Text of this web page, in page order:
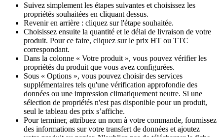
Suivez simplement les étapes suivantes et choisissez les
propriétés souhaitées en cliquant dessus.
Revenir en arrière : cliquez sur l'étape souhaitée.
Choisissez ensuite la quantité et le délai de livraison de votre
produit. Pour ce faire, cliquez sur le prix HT ou TTC
correspondant.
Dans la colonne « Votre produit », vous pouvez vérifier les
propriétés du produit que vous avez configurées.
Sous « Options », vous pouvez choisir des services
supplémentaires tels qu'une vérification approfondie des
données ou une impression climatiquement neutre. Si une
sélection de propriétés n'est pas disponible pour un produit,
seul le tableau des prix s’affiche.
Pour terminer, attribuez un nom à votre commande, fournissez
des informations sur votre transfert de données et ajoutez